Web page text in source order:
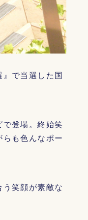
で当選した国
登場。終始笑
も色んなポー
笑顔が素敵な